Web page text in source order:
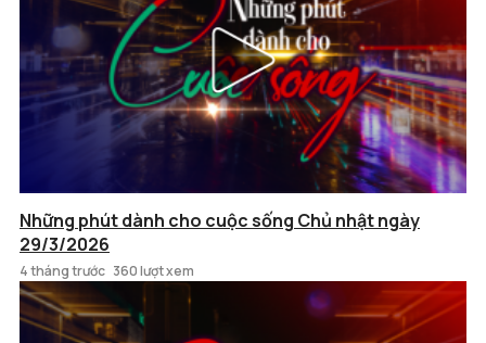
Những phút dành cho cuộc sống Chủ nhật ngày
29/3/2026
4 tháng trước 360 lượt xem